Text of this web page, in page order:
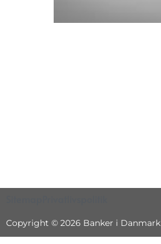
Copyright © 2026 Banker i Danmark